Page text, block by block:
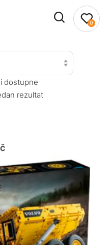
0
dostupne
rezultat